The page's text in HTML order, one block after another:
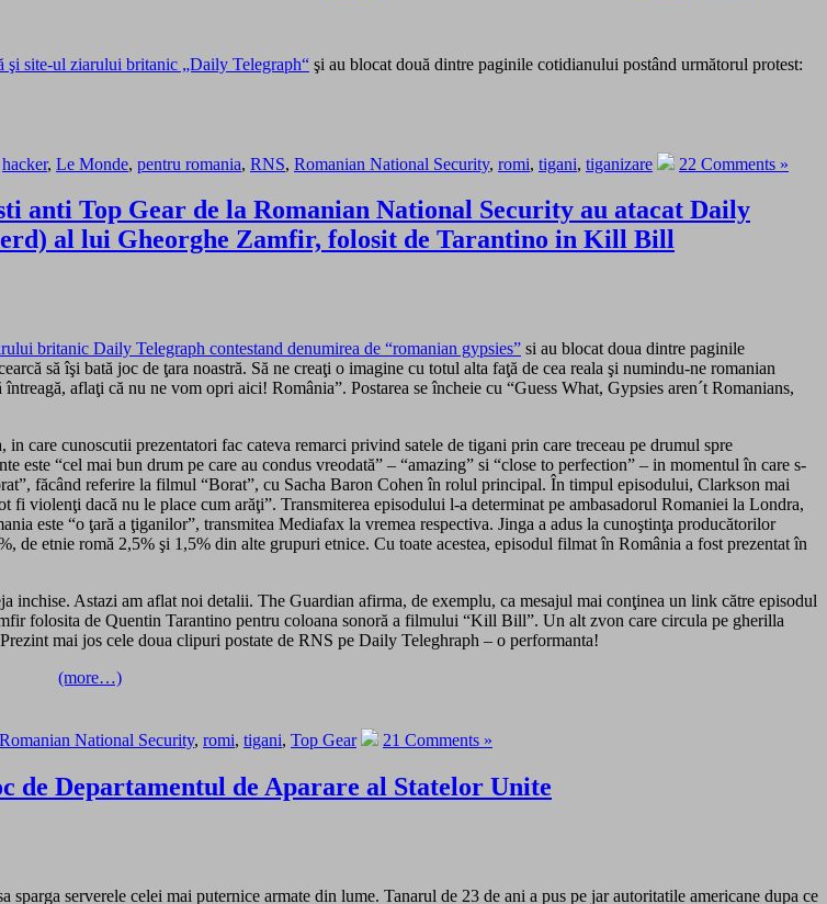
şi site-ul ziarului britanic „Daily Telegraph“ şi au blocat două dintre paginile cotidianului postând următorul protest:
hacker, Le Monde, pentru romania, RNS, Romanian National Security, romi, tigani, tiganizare 22 Comments »
Top Gear de la Romanian National Security au atacat Daily
al lui Gheorghe Zamfir, folosit de Tarantino in Kill Bill
britanic Daily Telegraph contestand denumirea de “romanian gypsies” si au blocat doua dintre paginile
să îşi bată joc de ţara noastră. Să ne creaţi o imagine cu totul alta faţă de cea reala şi numindu-ne romanian
aflaţi că nu ne vom opri aici! România”. Postarea se încheie cu “Guess What, Gypsies aren´t Romanians,
care cunoscutii prezentatori fac cateva remarci privind satele de tigani prin care treceau pe drumul spre
este “cel mai bun drum pe care au condus vreodată” – “amazing” si “close to perfection” – in momentul în care s-
făcând referire la filmul “Borat”, cu Sacha Baron Cohen în rolul principal. În timpul episodului, Clarkson mai
violenţi dacă nu le place cum arăţi”. Transmiterea episodului l-a determinat pe ambasadorul Romaniei la Londra,
este “o ţară a ţiganilor”, transmitea Mediafax la vremea respectiva. Jinga a adus la cunoştinţa producătorilor
de etnie romă 2,5% şi 1,5% din alte grupuri etnice. Cu toate acestea, episodul filmat în România a fost prezentat în
inchise. Astazi am aflat noi detalii. The Guardian afirma, de exemplu, ca mesajul mai conţinea un link către episodul
folosita de Quentin Tarantino pentru coloana sonoră a filmului “Kill Bill”. Un alt zvon care circula pe gherilla
mai jos cele doua clipuri postate de RNS pe Daily Teleghraph – o performanta!
(more…)
Romanian National Security, romi, tigani, Top Gear 21 Comments »
de Departamentul de Aparare al Statelor Unite
sparga serverele celei mai puternice armate din lume. Tanarul de 23 de ani a pus pe jar autoritatile americane dupa ce